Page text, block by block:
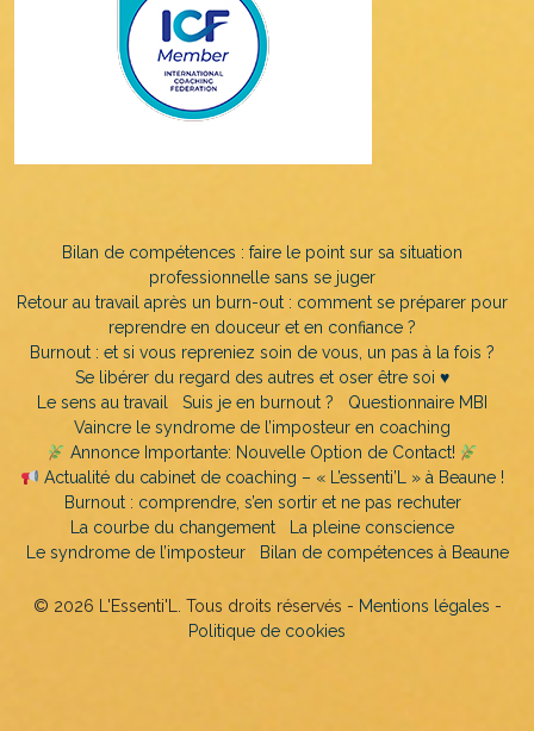
Bilan de compétences : faire le point sur sa situation
professionnelle sans se juger
Retour au travail après un burn-out : comment se préparer pour
reprendre en douceur et en confiance ?
Burnout : et si vous repreniez soin de vous, un pas à la fois ?
Se libérer du regard des autres et oser être soi ♥️
Le sens au travail
Suis je en burnout ?
Questionnaire MBI
Vaincre le syndrome de l’imposteur en coaching
Annonce Importante: Nouvelle Option de Contact!
Actualité du cabinet de coaching – « L’essenti’L » à Beaune !
Burnout : comprendre, s’en sortir et ne pas rechuter
La courbe du changement
La pleine conscience
Le syndrome de l’imposteur
Bilan de compétences à Beaune
© 2026 L'Essenti'L. Tous droits réservés - Mentions légales -
Politique de cookies